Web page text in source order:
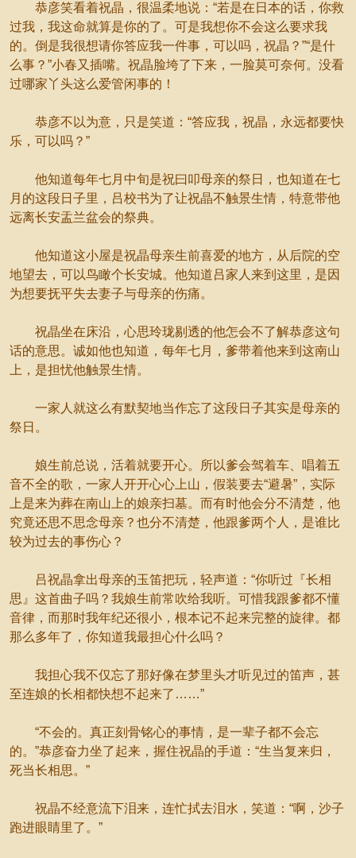
恭彦笑看着祝晶，很温柔地说：“若是在日本的话，你救
过我，我这命就算是你的了。可是我想你不会这么要求我
的。倒是我很想请你答应我一件事，可以吗，祝晶？”“是什
么事？”小春又插嘴。祝晶脸垮了下来，一脸莫可奈何。没看
过哪家丫头这么爱管闲事的！
恭彦不以为意，只是笑道：“答应我，祝晶，永远都要快
乐，可以吗？”
他知道每年七月中旬是祝曰叩母亲的祭日，也知道在七
月的这段日子里，吕校书为了让祝晶不触景生情，特意带他
远离长安盂兰盆会的祭典。
他知道这小屋是祝晶母亲生前喜爱的地方，从后院的空
地望去，可以鸟瞰个长安城。他知道吕家人来到这里，是因
为想要抚平失去妻子与母亲的伤痛。
祝晶坐在床沿，心思玲珑剔透的他怎会不了解恭彦这句
话的意思。诚如他也知道，每年七月，爹带着他来到这南山
上，是担忧他触景生情。
一家人就这么有默契地当作忘了这段日子其实是母亲的
祭日。
娘生前总说，活着就要开心。所以爹会驾着车、唱着五
音不全的歌，一家人开开心心上山，假装要去“避暑”，实际
上是来为葬在南山上的娘亲扫墓。而有时他会分不清楚，他
究竟还思不思念母亲？也分不清楚，他跟爹两个人，是谁比
较为过去的事伤心？
吕祝晶拿出母亲的玉笛把玩，轻声道：“你听过『长相
思』这首曲子吗？我娘生前常吹给我听。可惜我跟爹都不懂
音律，而那时我年纪还很小，根本记不起来完整的旋律。都
那么多年了，你知道我最担心什么吗？
我担心我不仅忘了那好像在梦里头才听见过的笛声，甚
至连娘的长相都快想不起来了……”
“不会的。真正刻骨铭心的事情，是一辈子都不会忘
的。”恭彦奋力坐了起来，握住祝晶的手道：“生当复来归，
死当长相思。”
祝晶不经意流下泪来，连忙拭去泪水，笑道：“啊，沙子
跑进眼睛里了。”